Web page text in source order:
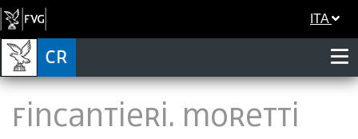
ITA
FINCANTIERI. MORETTI